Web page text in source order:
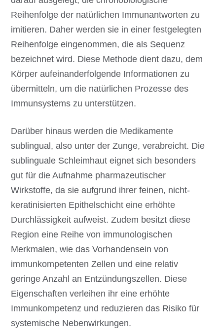
Reihenfolge der natürlichen Immunantworten zu
imitieren. Daher werden sie in einer festgelegten
Reihenfolge eingenommen, die als Sequenz
bezeichnet wird. Diese Methode dient dazu, dem
Körper aufeinanderfolgende Informationen zu
übermitteln, um die natürlichen Prozesse des
Immunsystems zu unterstützen.
Darüber hinaus werden die Medikamente
sublingual, also unter der Zunge, verabreicht. Die
sublinguale Schleimhaut eignet sich besonders
gut für die Aufnahme pharmazeutischer
Wirkstoffe, da sie aufgrund ihrer feinen, nicht-
keratinisierten Epithelschicht eine erhöhte
Durchlässigkeit aufweist. Zudem besitzt diese
Region eine Reihe von immunologischen
Merkmalen, wie das Vorhandensein von
immunkompetenten Zellen und eine relativ
geringe Anzahl an Entzündungszellen. Diese
Eigenschaften verleihen ihr eine erhöhte
Immunkompetenz und reduzieren das Risiko für
systemische Nebenwirkungen.